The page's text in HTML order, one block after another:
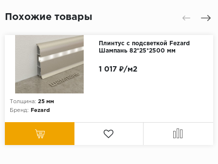
Похожие товары
Плинтус с подсветкой Fezard
Шампань 82*25*2500 мм
Толщина: 25 мм
Бренд:
Fezard
1 017 ₽/м2